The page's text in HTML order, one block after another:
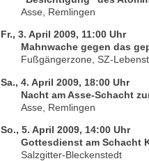
Asse, Remlingen
Fr., 3. April 2009, 11:00 Uhr
Mahnwache gegen das
Fußgängerzone, SZ-
Sa., 4. April 2009, 18:00 Uhr
Nacht am Asse-Schacht
Asse, Remlingen
So., 5. April 2009, 14:00 Uhr
Gottesdienst am Schacht
Salzgitter-Bleckenstedt